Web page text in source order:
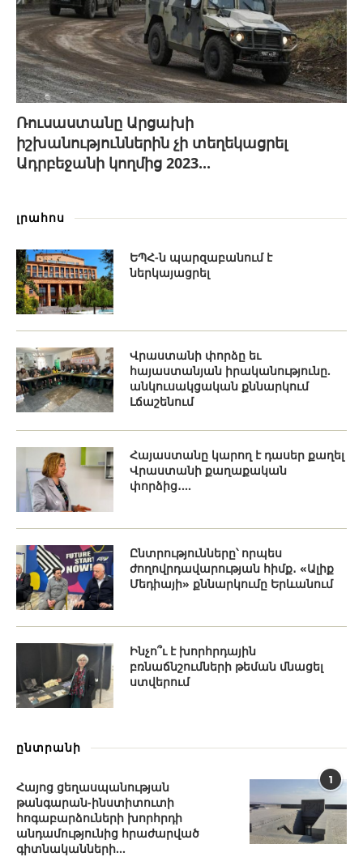
Ռուսաստանը Արցախի
իշխանություններին չի տեղեկացրել
Ադրբեջանի կողմից 2023...
լրահոս
ԵՊՀ-ն պարզաբանում է
ներկայացրել
Վրաստանի փորձը եւ
հայաստանյան իրականությունը.
անկուսակցական քննարկում
Լճաշենում
Հայաստանը կարող է դասեր քաղել
Վրաստանի քաղաքական
փորձից․...
Ընտրությունները՝ որպես
ժողովրդավարության հիմք․ «Ալիք
Մեդիայի» քննարկումը Երևանում
Ինչո՞ւ է խորհրդային
բռնաճնշումների թեման մնացել
ստվերում
ընտրանի
1
Հայոց ցեղասպանության
թանգարան-ինստիտուտի
հոգաբարձուների խորհրդի
անդամությունից հրաժարված
գիտնականների...